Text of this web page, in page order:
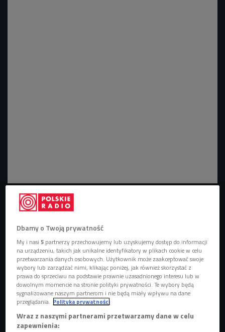
Adele Foto: PA Wire/PA Images/EAST NEWS
Zbliżający się koniec roku, to - jak zwykle - czas
podsumowań i różnego rodzaju zestawień. O takowe
pokusiła się platforma
Vevo
, która w tym roku świętuje 10.
rocznicę działalności. Największy na świecie partner
YouTube podsumował ostatnią dekadę i przedstawił listę
dziesięciu najchętniej oglądanych teledyskówostatniego
dziesięciolecia.
10. Adele - Hello
2,580 mld. odsłon
Dbamy o Twoją prywatność
My i nasi5 partnerzy przechowujemy lub uzyskujemy dostęp do informacji
na urządzeniu, takich jak unikalne identyfikatory w plikach cookie w celu
przetwarzania danych osobowych. Użytkownik może zaakceptować swoje
wybory lub zarządzać nimi, klikając poniżej, jak również skorzystać z
prawa do sprzeciwu na podstawie prawnie uzasadnionego interesu lub w
dowolnym momencie na stronie polityki prywatności. Te wybory będą
sygnalizowane naszym partnerom i nie będą miały wpływu na dane
przeglądania. Polityka prywatności
Wraz z naszymi partnerami przetwarzamy dane w celu
zapewnienia: